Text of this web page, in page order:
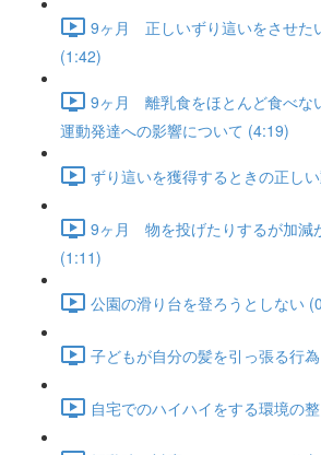
9ヶ月 正しいずり這いをさせた
(1:42)
9ヶ月 離乳食をほとんど食べな
運動発達への影響について (4:19)
ずり這いを獲得するときの正し
9ヶ月 物を投げたりするが加減
(1:11)
公園の滑り台を登ろうとしない
子どもが自分の髪を引っ張る行
自宅でのハイハイをする環境の